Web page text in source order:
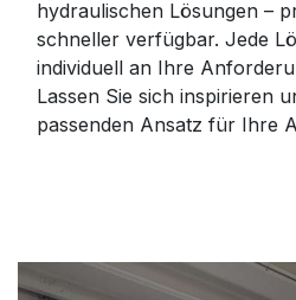
hydraulischen Lösungen –
schneller verfügbar. Jede
individuell an Ihre
Lassen Sie sich inspirieren
passenden Ansatz für Ihre